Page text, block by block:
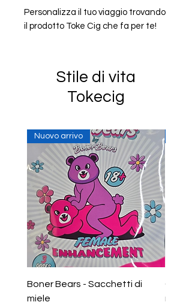
Personalizza il tuo viaggio trovando
il prodotto Toke Cig che fa per te!
Stile di vita
Tokecig
Nuovo arrivo
Boner Bears - Sacchetti di
miele